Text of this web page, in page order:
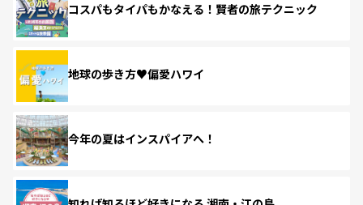
コスパもタイパもかなえる！賢者の旅テクニック
地球の歩き方♥偏愛ハワイ
今年の夏はインスパイアへ！